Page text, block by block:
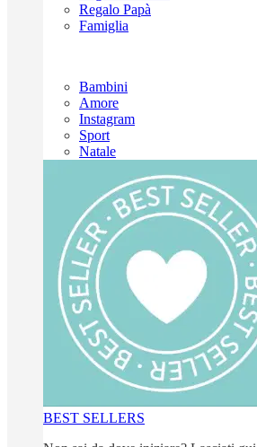
Regalo Papà
Famiglia
Bambini
Amore
Instagram
Sport
Natale
BEST SELLERS